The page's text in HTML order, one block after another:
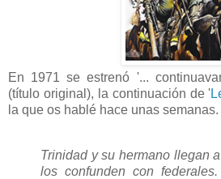
En 1971 se estrenó '...
(título original), la continuación de '
la que os hablé hace unas semanas.
Trinidad y su hermano llegan
los confunden con federales.